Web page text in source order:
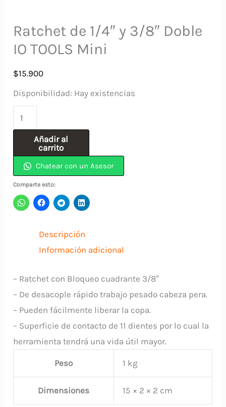
Ratchet de 1/4″ y 3/8″ Doble
IO TOOLS Mini
$15.900
Disponibilidad: Hay existencias
de
y
3/8"
Doble
IO
cantidad
Añadir al
carrito
Chatear con un Asesor
Comparte esto:
Descripción
Información adicional
– Ratchet con Bloqueo cuadrante 3/8″
– De desacople rápido trabajo pesado cabeza pera.
– Pueden fácilmente liberar la copa.
– Superficie de contacto de 11 dientes por lo cual la
herramienta tendrá una vida útil mayor.
Peso 1 kg
Dimensiones 15 × 2 × 2 cm